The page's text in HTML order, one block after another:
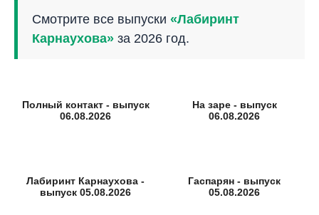
Смотрите все выпуски «Лабиринт
Карнаухова» за 2026 год.
Полный контакт - выпуск
06.08.2026
На заре - выпуск
06.08.2026
Лабиринт Карнаухова -
выпуск 05.08.2026
Гаспарян - выпуск
05.08.2026